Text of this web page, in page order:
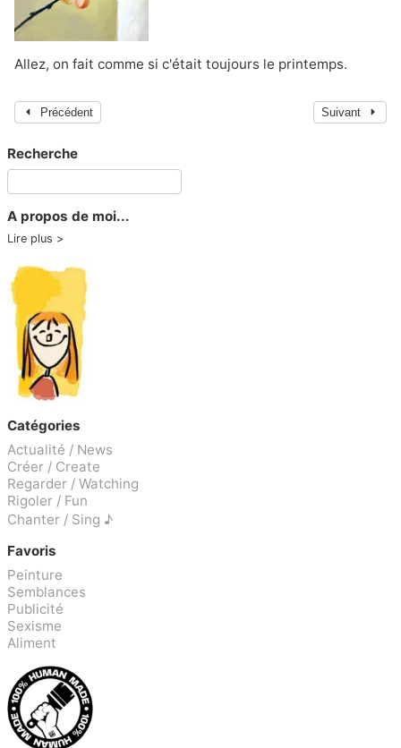
Allez, on fait comme si c'était toujours le printemps.
Précédent Suivant
Recherche
A propos de moi...
Lire plus
Catégories
Actualité / News
Créer / Create
Regarder / Watching
Rigoler / Fun
Chanter / Sing ♪
Favoris
Peinture
Semblances
Publicité
Sexisme
Aliment